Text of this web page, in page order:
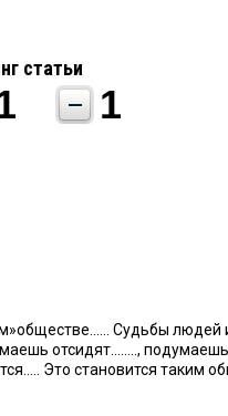
статьи
1
Судьбы людей
отсидят........, подумаешь
Это становится таким